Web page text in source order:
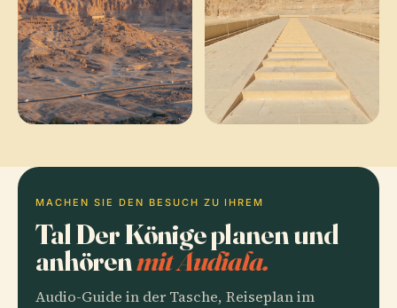
MACHEN SIE DEN BESUCH ZU IHREM
Tal Der Könige planen und
anhörenmit Audiala.
Audio-Guide in der Tasche, Reiseplan im